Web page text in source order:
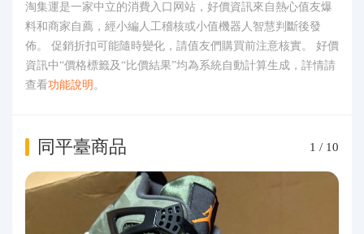
淘集運是一家中立的消費入口网站，好價資訊來自熱心值友爆
料和商家自薦，經小編人工稽核或小值機器人智慧判斷後發
佈。 促銷折扣可能隨時變化，請值友們購買前注意核實。 好價
資訊中“價格標籤及“比價結果”均為系統自動計算生成，詳情請
查看功能說明 。
同平臺商品 1 / 10